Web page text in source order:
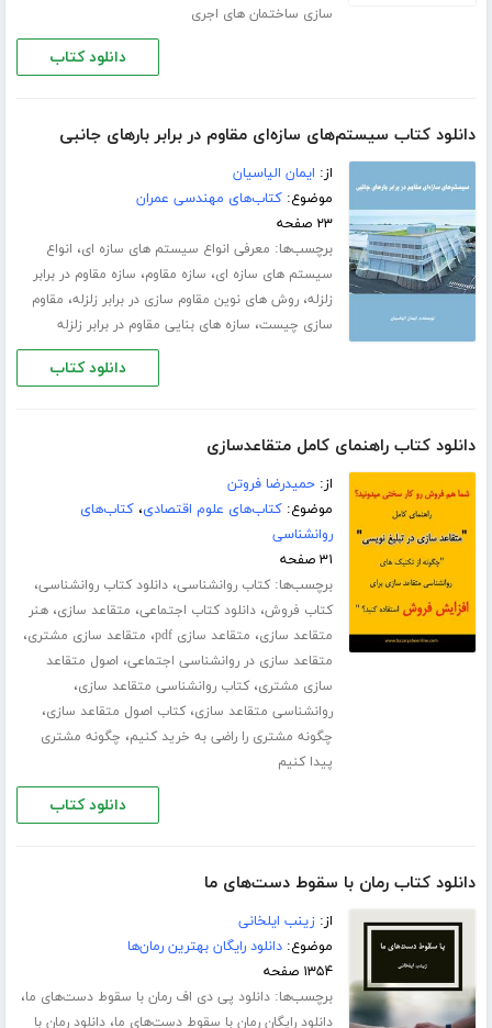
سازی ساختمان های اجری
دانلود کتاب
دانلود کتاب سیستم‌های سازه‌ای مقاوم در برابر بارهای جانبی
از: ایمان الیاسیان
موضوع:کتاب‌های مهندسی عمران
۲۳ صفحه
برچسب‌ها: معرفی انواع سیستم های سازه ای، انواع
سیستم های سازه ای، سازه مقاوم، سازه مقاوم در برابر
زلزله،روش های نوین مقاوم سازی در برابر زلزله، مقاوم
سازی چیست، سازه های بنایی مقاوم در برابر زلزله
دانلود کتاب
دانلود کتاب راهنمای کامل متقاعدسازی
از:حمیدرضا فروتن
موضوع:کتاب‌های علوم اقتصادی،کتاب‌های
روانشناسی
۳۱ صفحه
برچسب‌ها:کتاب روانشناسی،دانلود کتاب روانشناسی،
کتاب فروش،دانلود کتاب اجتماعی، متقاعد سازی،هنر
متقاعد سازی، متقاعد سازی pdf ، متقاعد سازی مشتری،
متقاعد سازی در روانشناسی اجتماعی، اصول متقاعد
سازی مشتری،کتاب روانشناسی متقاعد سازی،
روانشناسی متقاعد سازی،کتاب اصول متقاعد سازی،
چگونه مشتری را راضی به خرید کنیم، چگونه مشتری
پیدا کنیم
دانلود کتاب
دانلود کتاب رمان با سقوط دست‌های ما
از:زینب ایلخانی
موضوع:دانلود رایگان بهترین رمان‌ها
۱۳۵۴ صفحه
برچسب‌ها:دانلود پی دی اف رمان با سقوط دست‌های ما،
دانلود رایگان رمان با سقوط دست‌های ما،دانلود رمان با